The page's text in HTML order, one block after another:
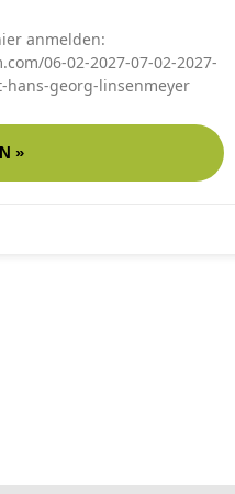
anmelden:
06-02-2027-07-02-2027-
georg-linsenmeyer
»